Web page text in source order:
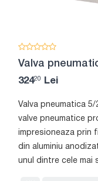
Valva
32420 Lei
Valva pneumatica
valve pneumatice
impresioneaza prin
din aluminiu
unul dintre cele mai